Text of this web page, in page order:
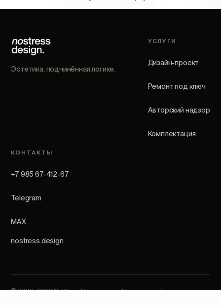
Эстетика, подчинённая логике.
УСЛУГИ
Дизайн-проект
Ремонт под ключ
Авторский надзор
Комплектация
КОНТАКТЫ
+7 985 67-412-67
Telegram
MAX
nostress.design
© 2022–2026 NoStress Design. Политика конфиденциальности